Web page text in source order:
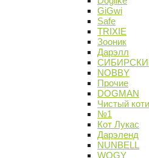
GiGwi
Safe
TRIXIE
Зооник
Дарэлл
NOBBY
Прочие
DOGMAN
Чистый
№1
Кот Лукас
Дарэленд
NUNBELL
WOGY